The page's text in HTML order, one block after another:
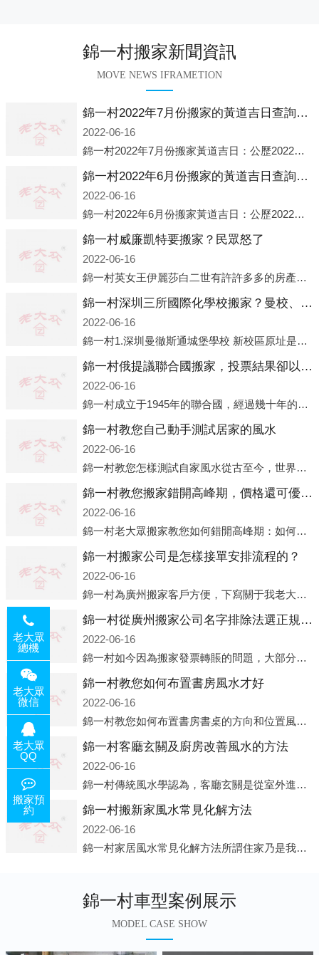
錦一村搬家新聞資訊
MOVE NEWS IFRAMETION
錦一村2022年7月份搬家的黃道吉日查詢大全一覽表哪天適合搬家好日子
2022-06-16
錦一村2022年7月份搬家黃道吉日：公歷2022年7月6日 農歷六月初八 星期三 沖虎(甲寅)公歷2022年7月12日 農歷六月十四 星期二 沖猴(庚申)公歷2022年7月13日 農歷六月十五 星期三 沖雞
錦一村2022年6月份搬家的黃道吉日查詢大全一覽表哪天適合搬家好日子
2022-06-16
錦一村2022年6月份搬家黃道吉日：公歷2022年6月1日 農歷五月初三 星期三 沖兔(己卯)公歷2022年6月4日 農歷五月初六 星期六 沖馬(壬午)公歷2022年6月8日 農歷五月初十 星期三 沖狗(丙
錦一村威廉凱特要搬家？民眾怒了
2022-06-16
錦一村英女王伊麗莎白二世有許許多多的房產，遍布英國各地。而作為英女王的親孫子、未來的英國國王，威廉王子自然也能享受到女王的房產。目前，威廉凱特以及三個孩子有兩個經常居住的地點，一處是位于倫敦的肯辛頓宮，一處
錦一村深圳三所國際化學校搬家？曼校、QSI、南山中英文搬走了
2022-06-16
錦一村1.深圳曼徹斯通城堡學校 新校區原址是蛇口國際據悉，此次曼徹斯通城堡學校搬遷到蛇口新校區的開辦與蛇口外籍人員子女學校（蛇口國際）有很大的關聯。2021年，太子灣實驗部就宣布在2022年正式并入蛇口外籍
錦一村俄提議聯合國搬家，投票結果卻以慘敗收場
2022-06-16
錦一村成立于1945年的聯合國，經過幾十年的發展，如今擁有193個成員國。擁有如此眾多會員國的聯合國，可以說是世界上最具代表性的國際組織，也是世界上分量最重、有著較高話語權的國際組織。但以美國為首的西方國家
錦一村教您自己動手測試居家的風水
2022-06-16
錦一村教您怎樣測試自家風水從古至今，世界各地的人們都在研究人在乾坤中的位置以及它們所形成的關系。通過探究季節轉換、星象變化，并且在所觀測到的自然規律的指導下，人們開始認識到居住在不同住宅中的人，其一生中的財
錦一村教您搬家錯開高峰期，價格還可優惠！
2022-06-16
錦一村老大眾搬家教您如何錯開高峰期：如何錯開高峰期搬家，老大眾搬家做了一些電話數據統計和分析，發現市民中午2點左右訪問網站的人是最多的，電話咨詢是早上9點左右是最多的，預約搬家周六和周日是最多的，網上QQ微
錦一村搬家公司是怎樣接單安排流程的？
2022-06-16
錦一村為廣州搬家客戶方便，下寫關于我老大眾搬家公司接單的流程，九條給搬家朋友參考，了解搬家公司工序，免去搬家時的沒有準備好的工作，給您及時快速的搬好家。一．電話咨詢：專人接待客戶電話咨詢，初步了解客戶搬 家
錦一村從廣州搬家公司名字排除法選正規公司
2022-06-16
錦一村如今因為搬家發票轉賬的問題，大部分搬家公司都已經注冊了營業執照，早5年前基本上所謂的搬家公司都是無注冊狀態也就是無照營業，由于企業注冊量大增所以各種企業信息展示平臺如雨后春筍般遍地開花，如：天眼查，企
錦一村教您如何布置書房風水才好
2022-06-16
錦一村教您如何布置書房書桌的方向和位置風水中所說的方位，顧名思義包括方向和位置兩個概念，那么書桌的方向應該向著哪里呢？一般來說，將書桌對著門放置比較 好，比如您書房的門是向南的，就將書桌也向著門放置即可；這
錦一村客廳玄關及廚房改善風水的方法
2022-06-16
錦一村傳統風水學認為，客廳玄關是從室外進入客廳的必經之路，是進入客廳的緩沖區。它讓進入者靜氣斂神，同時也是引氣入室的必經之道。客廳的玄關除了有防泄、遮掩的風水作用之外，并且還有家居裝飾上的美化作用，因此它設
錦一村搬新家風水常見化解方法
2022-06-16
錦一村家居風水常見化解方法所謂住家乃是我們日常生活所在的地方，在那兒睡覺，也在那兒恢復白天工作的疲勞。并非經常有人常住的房子、辦公室之類，人們寢食不在那兒的建筑物，此種房子并非家居風水的對象。為什么呢?因為
錦一村車型案例展示
MODEL CASE SHOW
老大眾
總機
老大眾
微信
老大眾
QQ
搬家預
約